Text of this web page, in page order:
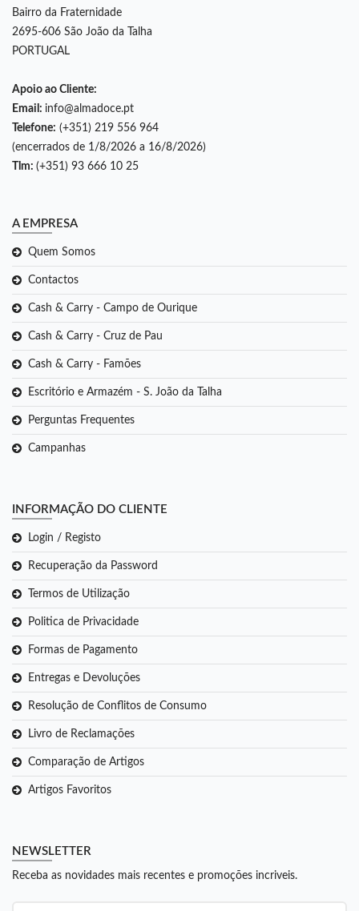
Bairro da Fraternidade
2695-606 São João da Talha
PORTUGAL
Apoio ao Cliente:
Email: info@almadoce.pt
Telefone: (+351) 219 556 964
(encerrados de 1/8/2026 a 16/8/2026)
Tlm: (+351) 93 666 10 25
A EMPRESA
Quem Somos
Contactos
Cash & Carry - Campo de Ourique
Cash & Carry - Cruz de Pau
Cash & Carry - Famões
Escritório e Armazém - S. João da Talha
Perguntas Frequentes
Campanhas
INFORMAÇÃO DO CLIENTE
Login / Registo
Recuperação da Password
Termos de Utilização
Politica de Privacidade
Formas de Pagamento
Entregas e Devoluções
Resolução de Conflitos de Consumo
Livro de Reclamações
Comparação de Artigos
Artigos Favoritos
NEWSLETTER
Receba as novidades mais recentes e promoções incriveis.